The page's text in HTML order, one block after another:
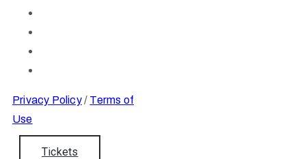
Privacy Policy/ Terms of
Use
Tickets